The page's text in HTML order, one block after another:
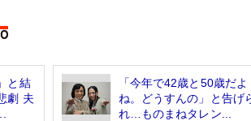
と結
劇 夫
「今年で42歳と50歳だよ
ね。どうすんの」と告げ
れ…ものまねタレン...